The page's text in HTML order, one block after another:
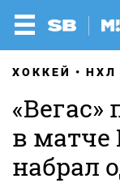
ХОККЕЙ НХЛ
«Вегас»
в матче
набрал